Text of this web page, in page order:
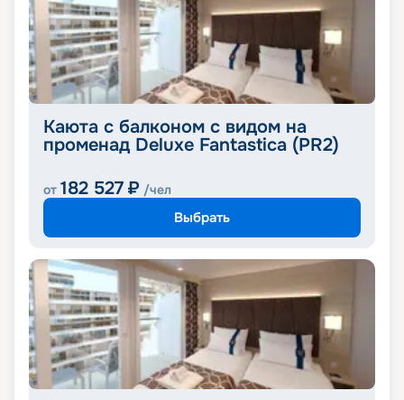
Каюта с балконом с видом на
променад Deluxe Fantastica (PR2)
от 182 527 ₽ /чел
Выбрать